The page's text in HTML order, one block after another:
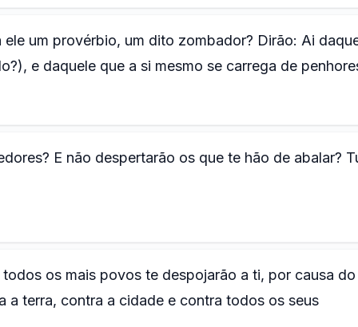
um provérbio, um dito zombador? Dirão: Ai
e daquele que a si mesmo se carrega de
E não despertarão os que te hão de abalar?
os mais povos te despojarão a ti, por causa do
a terra, contra a cidade e contra todos os seus